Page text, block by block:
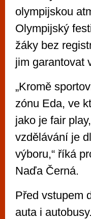
olympijskou
Olympijský
žáky bez
jim garantovat
„Kromě
zónu Eda, ve
jako je fair
vzdělávání je
výboru,“ říká
Naďa Černá.
Před vstupem
auta i